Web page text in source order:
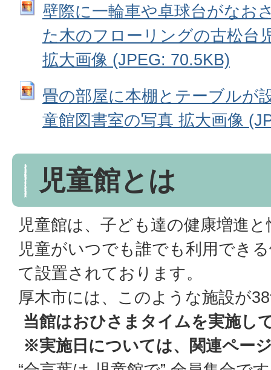
壁際に一輪車や卓球台がなお
た木のフローリングの古松台
拡大画像 (JPEG: 70.5KB)
畳の部屋に本棚とテーブルが
童館図書室の写真 拡大画像
児童館とは
児童館は、子ども達の健康増進
児童がいつでも誰でも利用でき
て設置されております。
厚木市には、このような施設が
当館はおひさまタイムを実施し
※実施日については、関連ペー